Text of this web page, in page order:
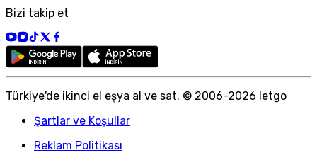
Bizi takip et
Türkiye'de ikinci el eşya al ve sat. © 2006-2026 letgo
Şartlar ve Koşullar
Reklam Politikası